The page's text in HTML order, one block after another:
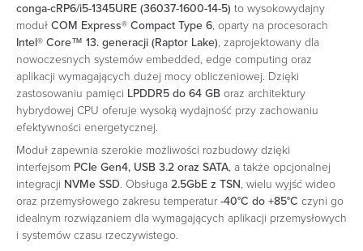
conga-cRP6/i5-1345URE (36037-1600-14-5) to wysokowydajny
moduł COM Express® Compact Type 6, oparty na procesorach
Intel® Core™ 13. generacji (Raptor Lake), zaprojektowany dla
nowoczesnych systemów embedded, edge computing oraz
aplikacji wymagających dużej mocy obliczeniowej. Dzięki
zastosowaniu pamięci LPDDR5 do 64 GB oraz architektury
hybrydowej CPU oferuje wysoką wydajność przy zachowaniu
efektywności energetycznej.
Moduł zapewnia szerokie możliwości rozbudowy dzięki
interfejsom PCIe Gen4, USB 3.2 oraz SATA, a także opcjonalnej
integracji NVMe SSD. Obsługa 2.5GbE z TSN, wielu wyjść wideo
oraz przemysłowego zakresu temperatur -40°C do +85°C czyni go
idealnym rozwiązaniem dla wymagających aplikacji przemysłowych
i systemów czasu rzeczywistego.